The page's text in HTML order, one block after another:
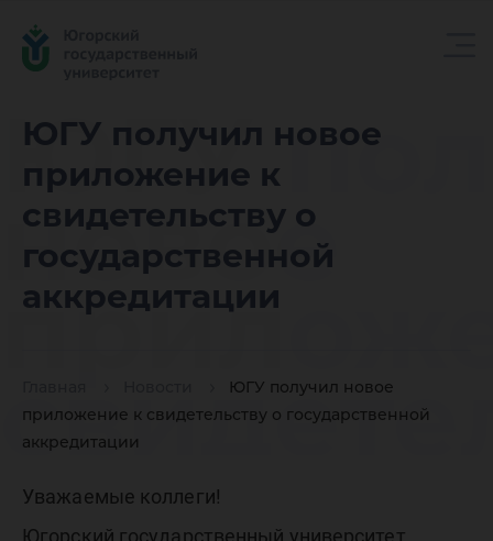
ЮГУ получил новое
приложение к
свидетельству о
государственной
аккредитации
ЮГУ получил новое
приложение к свидетельству о государственной
аккредитации
ЮГУ
новое
Уважаемые коллеги!
Югорский государственный университет